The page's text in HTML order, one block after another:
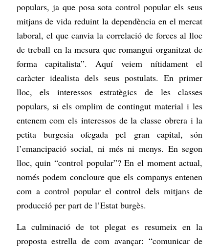
populars, ja que posa sota control popular els seus
mitjans de vida reduint la dependència en el mercat
laboral, el que canvia la correlació de forces al lloc
de treball en la mesura que romangui organitzat de
forma capitalista”. Aquí veiem nítidament el
caràcter idealista dels seus postulats. En primer
lloc, els interessos estratègics de les classes
populars, si els omplim de contingut material i les
entenem com els interessos de la classe obrera i la
petita burgesia ofegada pel gran capital, són
l’emancipació social, ni més ni menys. En segon
lloc, quin “control popular”? En el moment actual,
només podem concloure que els companys entenen
com a control popular el control dels mitjans de
producció per part de l’Estat burgès.
La culminació de tot plegat es resumeix en la
proposta estrella de com avançar: “comunicar de